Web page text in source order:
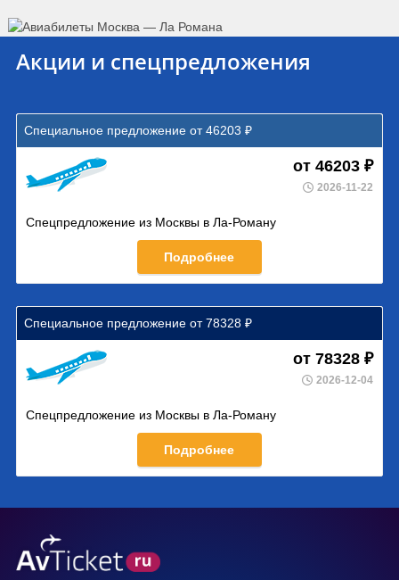
Акции и спецпредложения
Специальное предложение от 46203 ₽
от 46203 ₽
2026-11-22
Спецпредложение из Москвы в Ла-Роману
Подробнее
Специальное предложение от 78328 ₽
от 78328 ₽
2026-12-04
Спецпредложение из Москвы в Ла-Роману
Подробнее